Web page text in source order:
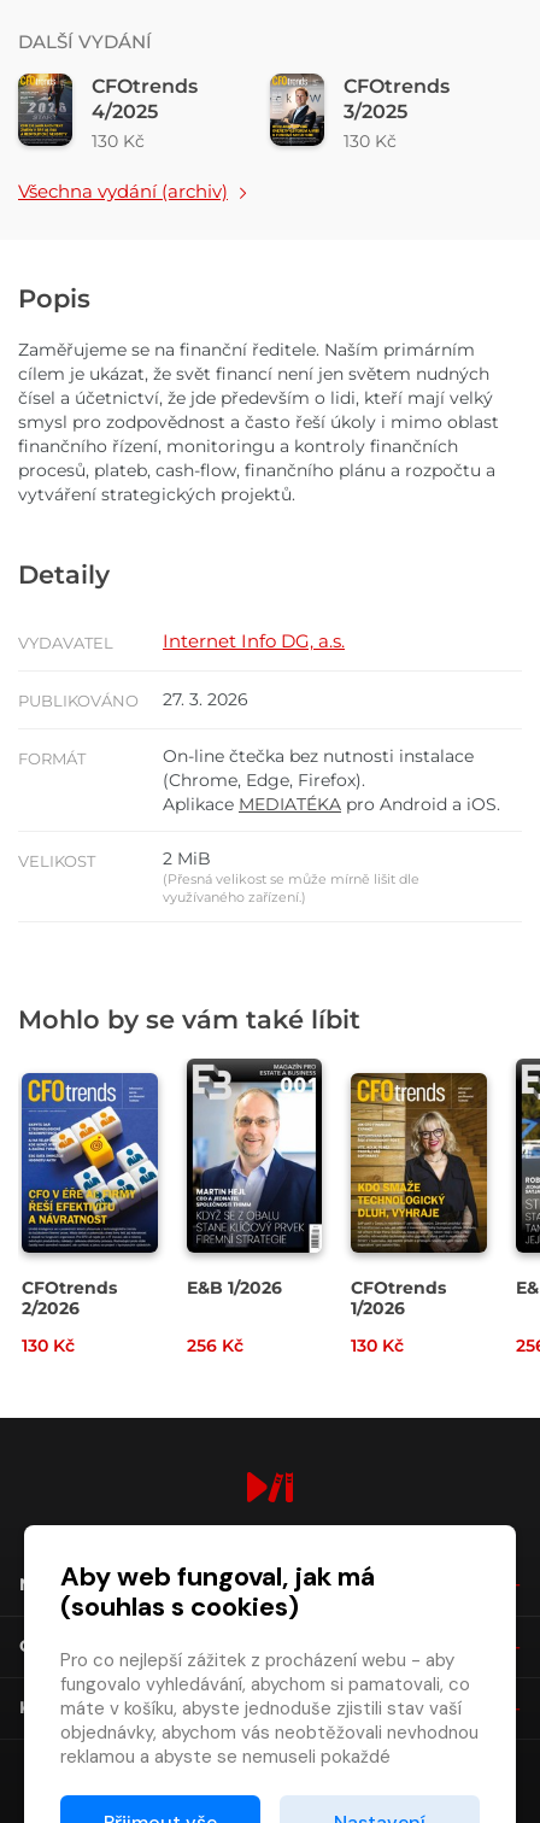
DALŠÍ VYDÁNÍ
CFOtrends
4/2025
130 Kč
CFOtrends
3/2025
130 Kč
Všechna vydání (archiv)
Popis
Zaměřujeme se na finanční ředitele. Naším primárním
cílem je ukázat, že svět financí není jen světem nudných
čísel a účetnictví, že jde především o lidi, kteří mají velký
smysl pro zodpovědnost a často řeší úkoly i mimo oblast
finančního řízení, monitoringu a kontroly finančních
procesů, plateb, cash-flow, finančního plánu a rozpočtu a
vytváření strategických projektů.
Detaily
VYDAVATEL Internet Info DG, a.s.
PUBLIKOVÁNO 27. 3. 2026
FORMÁT
On-line čtečka bez nutnosti instalace
(Chrome, Edge, Firefox).
Aplikace MEDIATÉKA pro Android a iOS.
VELIKOST 2 MiB
(Přesná velikost se může mírně lišit dle
využívaného zařízení.)
Mohlo by se vám také líbit
CFOtrends
2/2026
130 Kč
E&B 1/2026
256 Kč
CFOtrends
1/2026
130 Kč
NÁKUP
O SPOLEČNOSTI
KONTAKT
Aby web fungoval, jak má
(souhlas s cookies)
Pro co nejlepší zážitek z procházení webu - aby
fungovalo vyhledávání, abychom si pamatovali, co
máte v košíku, abyste jednoduše zjistili stav vaší
objednávky, abychom vás neobtěžovali nevhodnou
reklamou a abyste se nemuseli pokaždé